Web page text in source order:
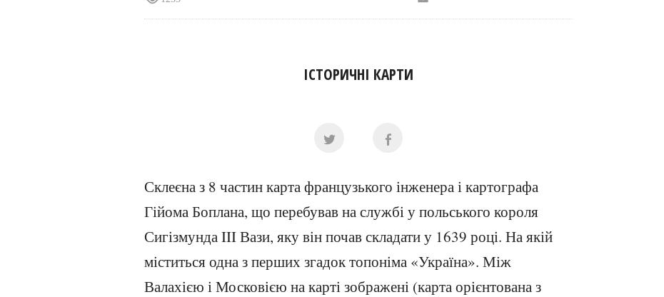
ІСТОРИЧНІ КАРТИ
Склеєна з 8 частин карта французького інженера і картографа
Гійома Боплана, що перебував на службі у польського короля
Сигізмунда III Вази, яку він почав складати у 1639 році. На якій
міститься одна з перших згадок топоніма «Україна». Між
Валахією і Московією на карті зображені (карта орієнтована з